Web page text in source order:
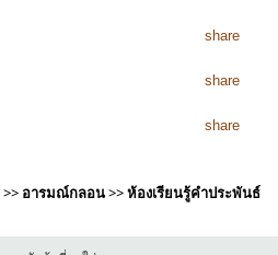
share
share
share
>> อารมณ์กลอน>>ห้องเรียนรู้คำประพันธ์